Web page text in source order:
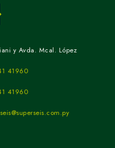
y Avda. Mcal. López
41960
41960